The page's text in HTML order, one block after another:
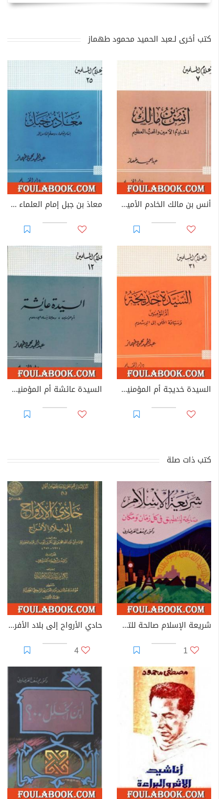
كتب أخرى لـعبد الحميد محمود طهماز
أنس بن مالك الخادم الأمين والمحب العظيم معاذ بن جبل إمام العلماء ومعلم الناس الخير
السيدة خديجة أم المؤمنين وسباقة الخلق إلى الإسلام السيدة عائشة أم المؤمنين وعالمة نساء الإسلام
كتب ذات صلة
شريعة الإسلام صالحة للتطبيق في كل زمان ومكان
1
حادي الأرواح إلى بلاد الأفراح
4